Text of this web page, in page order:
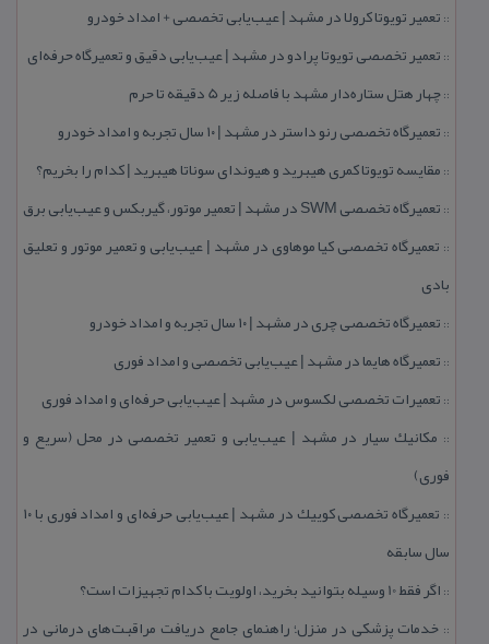
:: تعمیر تویوتا كرولا در مشهد | عیب‌یابی تخصصی + امداد خودرو
:: تعمیر تخصصی تویوتا پرادو در مشهد | عیب‌یابی دقیق و تعمیرگاه حرفه‌ای
::چهار هتل‌ ستاره‌دار مشهد با فاصله زیر 5 دقیقه تا حرم
:: تعمیرگاه تخصصی رنو داستر در مشهد | ۱۰ سال تجربه و امداد خودرو
:: مقایسه تویوتا كمری هیبرید و هیوندای سوناتا هیبرید | كدام را بخریم؟
:: تعمیرگاه تخصصی SWM در مشهد | تعمیر موتور، گیربكس و عیب‌یابی برق
:: تعمیرگاه تخصصی كیا موهاوی در مشهد | عیب‌یابی و تعمیر موتور و تعلیق
بادی
:: تعمیرگاه تخصصی چری در مشهد | ۱۰ سال تجربه و امداد خودرو
:: تعمیرگاه هایما در مشهد | عیب‌یابی تخصصی و امداد فوری
:: تعمیرات تخصصی لكسوس در مشهد | عیب‌یابی حرفه‌ای و امداد فوری
:: مكانیك سیار در مشهد | عیب‌یابی و تعمیر تخصصی در محل (سریع و
فوری)
::
تعمیرگاه تخصصی كوییك در مشهد | عیب‌یابی حرفه‌ای و امداد فوری با ۱۰
سال سابقه
:: اگر فقط 10 وسیله بتوانید بخرید، اولویت با كدام تجهیزات است؟
:: خدمات پزشكی در منزل؛ راهنمای جامع دریافت مراقبت‌های درمانی در